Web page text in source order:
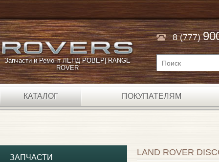
Запчасти и Ремонт ЛЕНД РОВЕР| RANGE
ROVER
8 (777)
КАТАЛОГ ПОКУПАТЕЛЯМ
ЗАПЧАСТИ
LAND ROVER